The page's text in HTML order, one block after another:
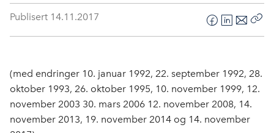
Publisert 14.11.2017
F
a
e
b
L
i
k
e
d
E
-
o
s
(med endringer 10. januar 1992, 22. september 1992, 28.
oktober 1993, 26. oktober 1995, 10. november 1999, 12.
november 2003 30. mars 2006 12. november 2008, 14.
november 2013, 19. november 2014 og 14. november